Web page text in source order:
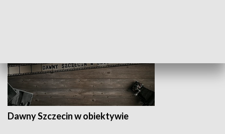
Dawny Szczecin w obiektywie